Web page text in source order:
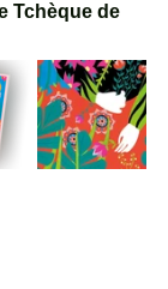
Tchèque de